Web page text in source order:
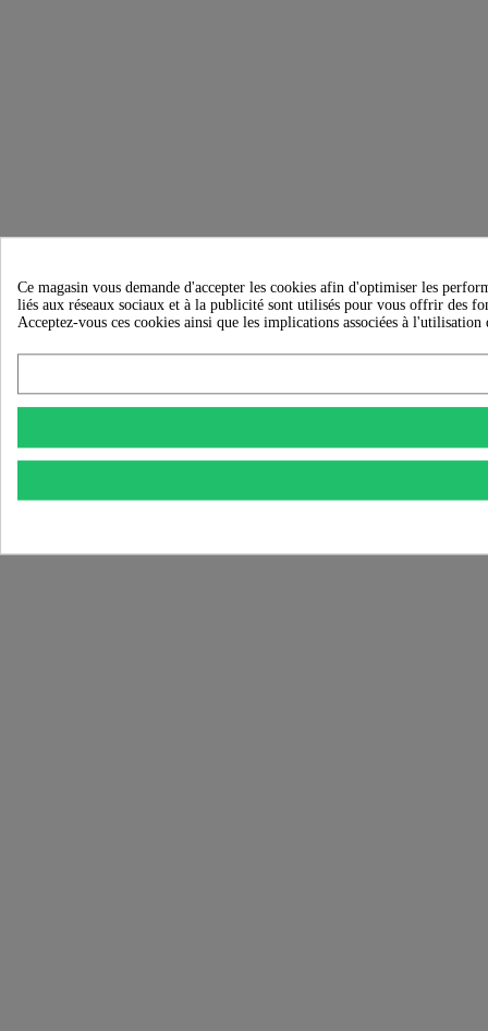
Ce magasin vous demande d'accepter les cookies afin d'optimiser les
liés aux réseaux sociaux et à la publicité sont utilisés pour vous offrir des
Acceptez-vous ces cookies ainsi que les implications associées à l'utilisation